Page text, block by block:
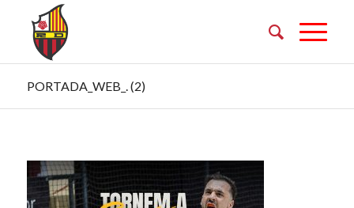
PORTADA_WEB_. (2)